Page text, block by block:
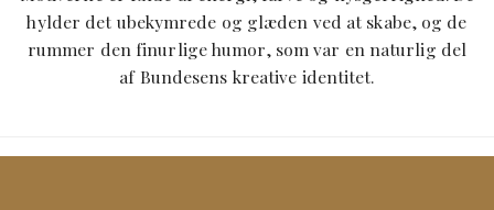
hylder det ubekymrede og glæden ved at skabe, og de
rummer den finurlige humor, som var en naturlig del
af Bundesens kreative identitet.